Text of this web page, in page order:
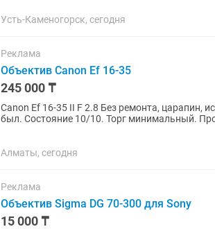
Усть-Каменогорск, сегодня
Реклама
Объектив Canon Ef 16-35
245 000 ₸
Canon Ef 16-35 II F 2.8 Без ремонта, царапин,
был. Состояние 10/10. Торг минимальный.
Алматы, сегодня
Реклама
Объектив Sigma DG 70-300 для Sony
15 000 ₸